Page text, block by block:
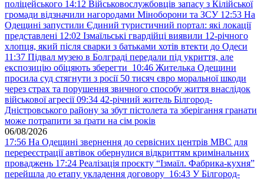
поліцейського 14:12 Військовослужбовців запасу з Кілійської
громади відзначили нагородами Міноборони та ЗСУ 12:53 На
Одещині запустили Єдиний туристичний портал: які локації
представлені 12:02 Ізмаїльські гвардійці виявили 12-річного
хлопця, який після сварки з батьками хотів втекти до Одеси
11:37 Підвал музею в Болграді передали під укриття, але
експозицію обіцяють зберегти 10:46 Жителька Одещини
просила суд стягнути з росії 50 тисяч євро моральної шкоди
через страх та порушення звичного способу життя внаслідок
військової агресії 09:34 42-річний житель Білгород-
Дністровського району за збут пістолета та зберігання гранати
може потрапити за ґрати на сім років
06/08/2026
17:56 На Одещині звернення до сервісних центрів МВС для
перереєстрації автівок обернулися відкриттям кримінальних
проваджень 17:24 Реалізація проєкту “Ізмаїл. Фабрика-кухня”
перейшла до етапу укладення договору 16:43 У Білгород-